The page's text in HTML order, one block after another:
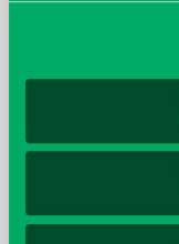
joulukuu 2019